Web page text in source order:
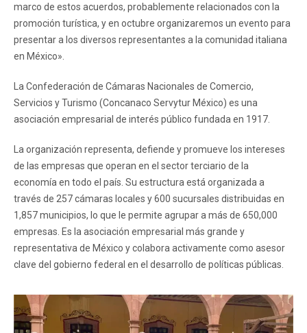
marco de estos acuerdos, probablemente relacionados con la
promoción turística, y en octubre organizaremos un evento para
presentar a los diversos representantes a la comunidad italiana
en México».
La Confederación de Cámaras Nacionales de Comercio,
Servicios y Turismo (Concanaco Servytur México) es una
asociación empresarial de interés público fundada en 1917.
La organización representa, defiende y promueve los intereses
de las empresas que operan en el sector terciario de la
economía en todo el país. Su estructura está organizada a
través de 257 cámaras locales y 600 sucursales distribuidas en
1,857 municipios, lo que le permite agrupar a más de 650,000
empresas. Es la asociación empresarial más grande y
representativa de México y colabora activamente como asesor
clave del gobierno federal en el desarrollo de políticas públicas.